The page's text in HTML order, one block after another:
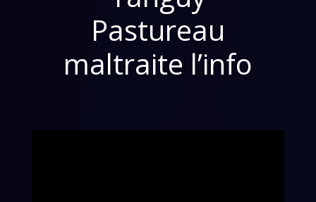
Pastureau
maltraite l’info